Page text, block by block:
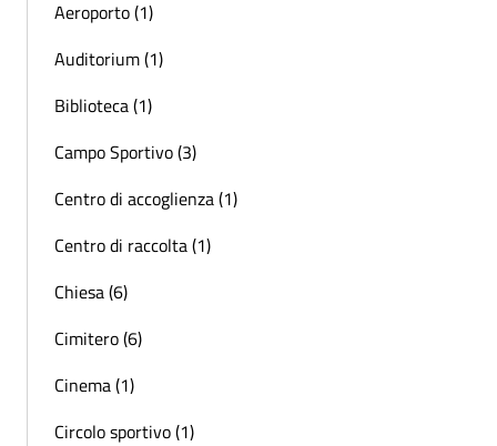
Aeroporto (1)
Auditorium (1)
Biblioteca (1)
Campo Sportivo (3)
Centro di accoglienza (1)
Centro di raccolta (1)
Chiesa (6)
Cimitero (6)
Cinema (1)
Circolo sportivo (1)